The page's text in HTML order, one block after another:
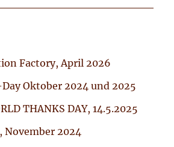
Factory, April 2026
Oktober 2024 und 2025
THANKS DAY, 14.5.2025
November 2024